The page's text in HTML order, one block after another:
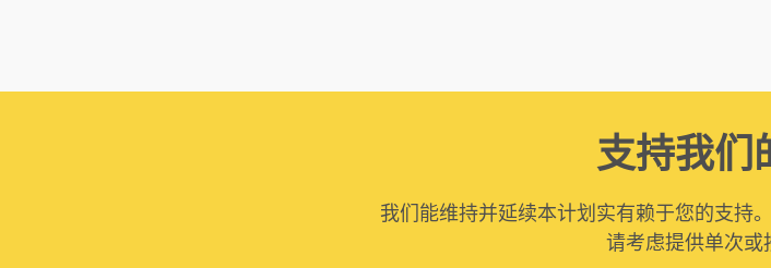
支持我们
我们能维持并延续本计划实有赖于您的支持
请考虑提供单次或